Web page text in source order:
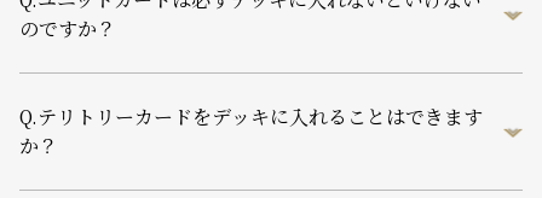
のですか？
Q.テリトリーカードをデッキに入れることはできます
か？